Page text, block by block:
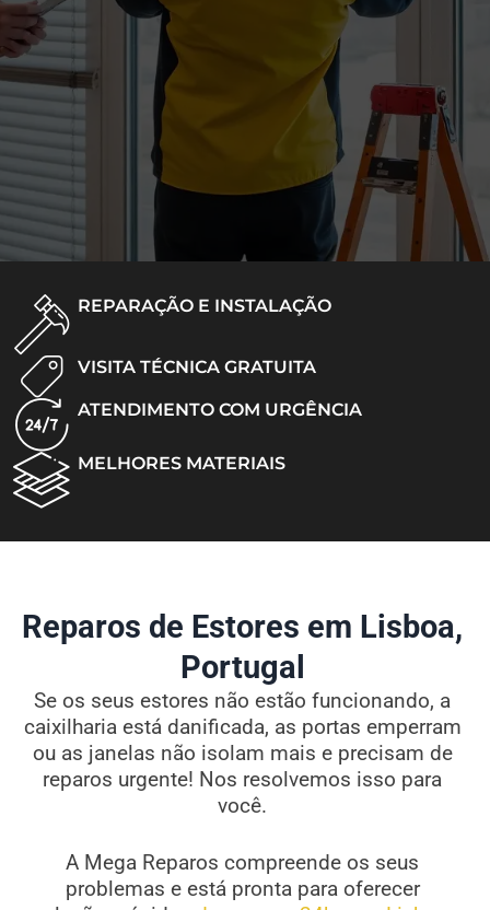
REPARAÇÃO E INSTALAÇÃO
VISITA TÉCNICA GRATUITA
ATENDIMENTO COM URGÊNCIA
MELHORES MATERIAIS
Reparos de Estores em Lisboa,
Portugal
Se os seus estores não estão funcionando, a
caixilharia está danificada, as portas emperram
ou as janelas não isolam mais e precisam de
reparos urgente! Nos resolvemos isso para
você.
A Mega Reparos compreende os seus
problemas e está pronta para oferecer